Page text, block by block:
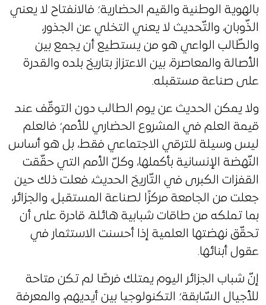
بالهوية الوطنية والقيم الحضارية؛ فالانفتاح لا يعني
الذّوبان، والتّحديث لا يعني التخلي عن الجذور،
والطّالب الواعي هو من يستطيع أن يجمع بين
الأصالة والمعاصرة، بين الاعتزاز بتاريخ بلده والقدرة
على صناعة مستقبله.
ولا يمكن الحديث عن يوم الطالب دون التوقّف عند
قيمة العلم في المشروع الحضاري للأمم؛ فالعلم
ليس وسيلة للترقي الاجتماعي فقط، بل هو أساس
النّهضة الإنسانية بأكملها، وكلّ الأمم التي حقّقت
القفزات الكبرى في التّاريخ الحديث، فعلت ذلك حين
جعلت من الجامعة مركزًا لصناعة المستقبل، والجزائر،
بما تملكه من طاقات شبابية هائلة، قادرة على أن
تحقّق نهضتها العلمية إذا أحسنت الاستثمار في
عقول أبنائها.
إنّ شباب الجزائر اليوم يمتلك فرصًا لم تكن متاحة
للأجيال السّابقة؛ التكنولوجيا بين أيديهم، والمعرفة